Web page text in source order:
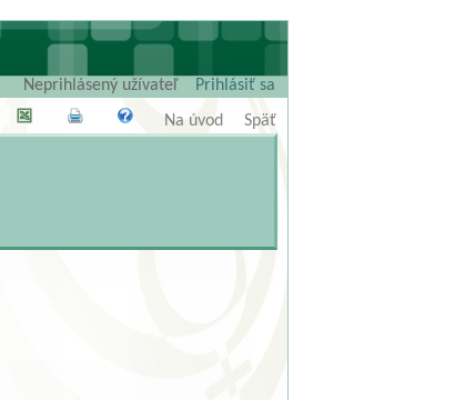
Neprihlásený užívateľ
Prihlásiť sa
Na úvod Späť